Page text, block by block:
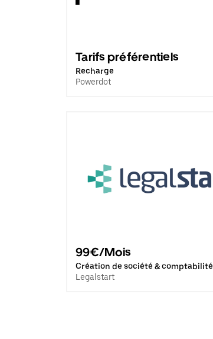
Tarifs préférentiels
Recharge
Powerdot
99€/Mois
Création de société & comptabilité
Legalstart